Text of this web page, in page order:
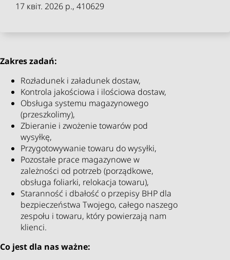
17 квіт. 2026 р., 410629
Zakres zadań:
Rozładunek i załadunek dostaw,
Kontrola jakościowa i ilościowa dostaw,
Obsługa systemu magazynowego
(przeszkolimy),
Zbieranie i zwożenie towarów pod
wysyłkę,
Przygotowywanie towaru do wysyłki,
Pozostałe prace magazynowe w
zależności od potrzeb (porządkowe,
obsługa foliarki, relokacja towaru),
Staranność i dbałość o przepisy BHP dla
bezpieczeństwa Twojego, całego naszego
zespołu i towaru, który powierzają nam
klienci.
Co jest dla nas ważne: